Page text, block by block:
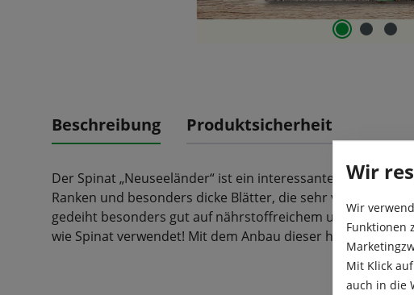
Beschreibung Produktsicherheit
Der Spinat „Neuseeländer“ ist ein interessantes,
Ranken und besonders dicke Blätter, die sehr
gedeiht besonders gut auf nährstoffreichem und
wie Spinat verwendet! Mit dem Anbau dieser historischen
Wir
Wir
Funktionen
Mit Klick
auch in die